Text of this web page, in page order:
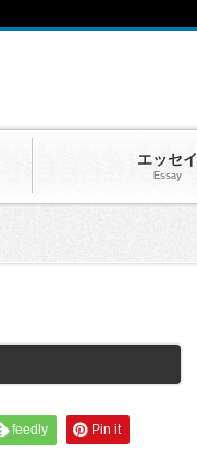
エッセイ
Essay
feedly Pin it